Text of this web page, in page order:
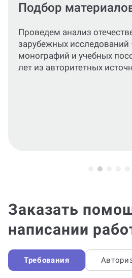
Разделы работы
подробный,
раскрывающий цели,
практическое значение
процессе выполнения
Заказать
написании